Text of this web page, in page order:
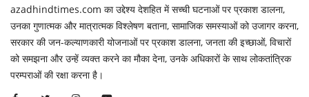
azadhindtimes.com का उद्देश्य देशहित में सच्ची घटनाओं पर प्रकाश डालना,
उनका गुणात्मक और मात्रात्मक विश्लेषण बताना, सामाजिक समस्याओं को उजागर करना,
सरकार की जन-कल्याणकारी योजनाओं पर प्रकाश डालना, जनता की इच्छाओं, विचारों
को समझना और उन्हें व्यक्त करने का मौका देना, उनके अधिकारों के साथ लोकतांत्रिक
परम्पराओं की रक्षा करना है।